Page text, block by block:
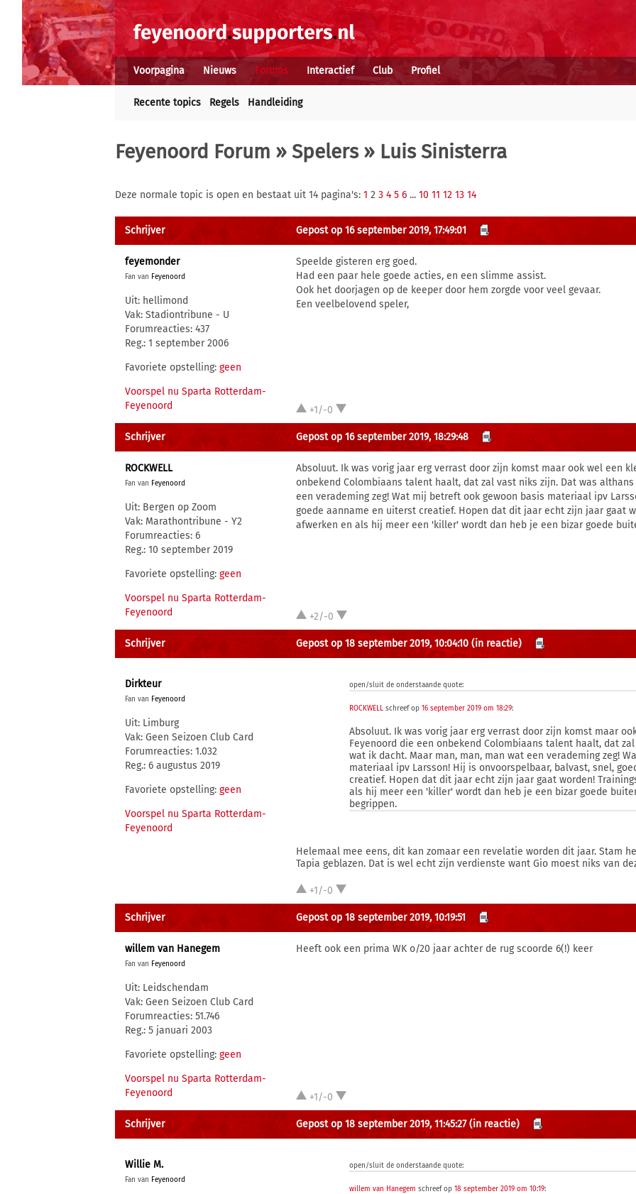
Voorpagina Nieuws Forums Interactief Club Profiel
Recente topics Regels Handleiding
Feyenoord Forum » Spelers» Luis Sinisterra
Deze normale topic is open en bestaat uit 14 pagina's: 1 2 3 4 5 6 ... 10 11 12 13 14
Schrijver Gepost op 16 september 2019, 17:49:01
feyemonder
Fan van Feyenoord
Uit: hellimond
Vak: Stadiontribune - U
Forumreacties: 437
Reg.: 1 september 2006
Favoriete opstelling: geen
Voorspel nu Sparta Rotterdam-
Feyenoord
Speelde gisteren erg goed.
Had een paar hele goede acties, en een slimme assist.
Ook het doorjagen op de keeper door hem zorgde voor veel gevaar.
Een veelbelovend speler,
+1/-0
Schrijver Gepost op 16 september 2019, 18:29:48
ROCKWELL
Fan van Feyenoord
Uit: Bergen op Zoom
Vak: Marathontribune - Y2
Forumreacties: 6
Reg.: 10 september 2019
Favoriete opstelling: geen
Voorspel nu Sparta Rotterdam-
Feyenoord
Absoluut. Ik was vorig jaar erg verrast door zijn komst maar ook wel een
onbekend Colombiaans talent haalt, dat zal vast niks zijn. Dat was
een verademing zeg! Wat mij betreft ook gewoon basis materiaal ipv
goede aanname en uiterst creatief. Hopen dat dit jaar echt zijn jaar gaat
afwerken en als hij meer een 'killer' wordt dan heb je een bizar goede
+2/-0
Schrijver Gepost op 18 september 2019, 10:04:10 (in reactie)
Dirkteur
Fan van Feyenoord
Uit: Limburg
Vak: Geen Seizoen Club Card
Forumreacties: 1.032
Reg.: 6 augustus 2019
Favoriete opstelling: geen
Voorspel nu Sparta Rotterdam-
Feyenoord
open/sluit de onderstaande quote:
ROCKWELL schreef op16 september 2019 om 18:29:
Absoluut. Ik was vorig jaar erg verrast door zijn komst maar
Feyenoord die een onbekend Colombiaans talent haalt, dat
wat ik dacht. Maar man, man, man wat een verademing zeg!
materiaal ipv Larsson! Hij is onvoorspelbaar, balvast, snel,
creatief. Hopen dat dit jaar echt zijn jaar gaat worden!
als hij meer een 'killer' wordt dan heb je een bizar goede
begrippen.
Helemaal mee eens, dit kan zomaar een revelatie worden dit jaar. Stam
Tapia geblazen. Dat is wel echt zijn verdienste want Gio moest niks van
+1/-0
Schrijver Gepost op 18 september 2019, 10:19:51
willem van Hanegem
Fan van Feyenoord
Uit: Leidschendam
Vak: Geen Seizoen Club Card
Forumreacties: 51.746
Reg.: 5 januari 2003
Favoriete opstelling: geen
Voorspel nu Sparta Rotterdam-
Feyenoord
Heeft ook een prima WK o/20 jaar achter de rug scoorde 6(!) keer
+1/-0
Schrijver Gepost op 18 september 2019, 11:45:27 (in reactie)
Willie M.
Fan van Feyenoord
open/sluit de onderstaande quote:
willem van Hanegem schreef op18 september 2019 om 10:19: